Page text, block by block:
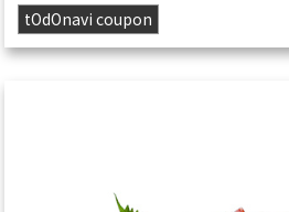
tOdOnavi coupon